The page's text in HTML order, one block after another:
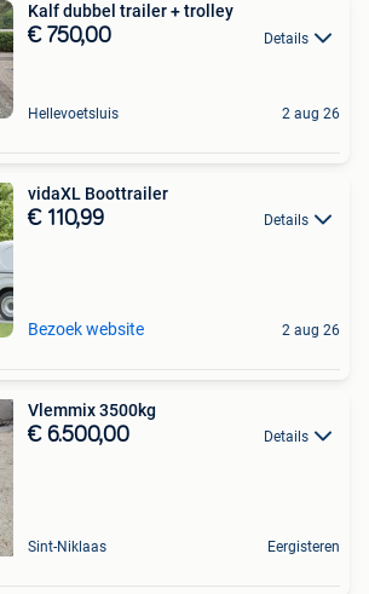
Kalf dubbel trailer + trolley
€ 750,00 Details
Hellevoetsluis 2 aug 26
vidaXL Boottrailer
€ 110,99 Details
Bezoek website 2 aug 26
Vlemmix 3500kg
€ 6.500,00 Details
Sint-Niklaas Eergisteren